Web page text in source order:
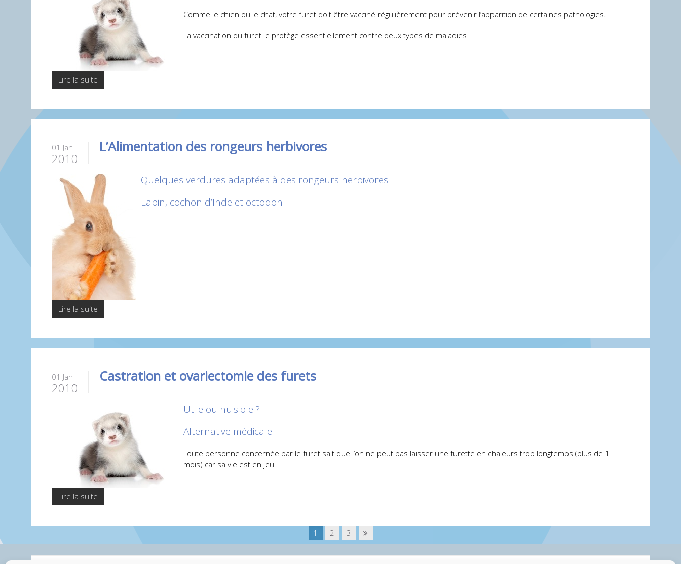
Comme le chien ou le chat, votre furet doit être vacciné régulièrement pour prévenir l’apparition de certaines pathologies.
La vaccination du furet le protège essentiellement contre deux types de maladies
Lire la suite
01 Jan
2010
L’Alimentation des rongeurs herbivores
Quelques verdures adaptées à des rongeurs herbivores
Lapin, cochon d’Inde et octodon
Lire la suite
01 Jan
2010
Castration et ovariectomie des furets
Utile ou nuisible ?
Alternative médicale
Toute personne concernée par le furet sait que l’on ne peut pas laisser une furette en chaleurs trop longtemps (plus de 1
mois) car sa vie est en jeu.
Lire la suite
1 2 3